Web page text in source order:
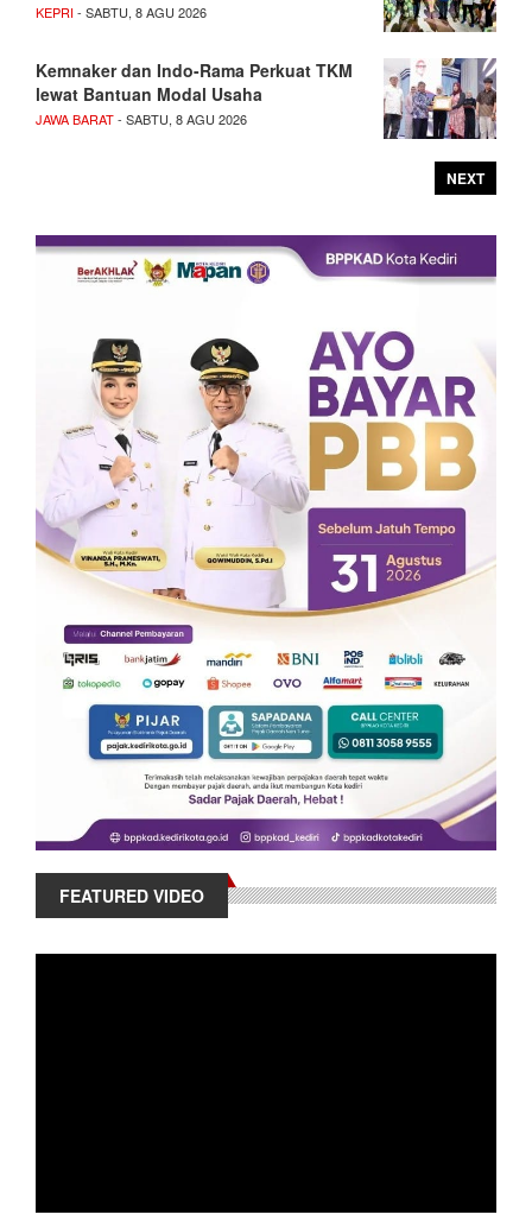
KEPRI- SABTU, 8 AGU 2026
Kemnaker dan Indo-Rama Perkuat TKM
lewat Bantuan Modal Usaha
JAWA BARAT- SABTU, 8 AGU 2026
NEXT
FEATURED VIDEO